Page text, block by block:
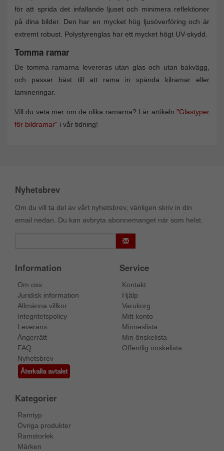
för att sprida det infallande ljuset och minimera reflektioner
på dina bilder. Den har en mycket hög ljusöverföring och är
extremt robust. Polystyrenglas har ett mycket högt UV-skydd.
Tomma ramar
De tomma ramarna levereras utan glas och utan bakvägg,
och passar bäst till att rama in spända kilramar eller
lamineringar.
Vill du veta mer om de olika ramarna? Lär artikeln "Glastyper
för bildramar" i vår tidning!
Nyhetsbrev
Om du vill ta del av vårt nyhetsbrev, vänligen skriv in din
email nedan. Du kan avbryta abonnemanget när som helst.
Information
Om oss
Juridisk information
Allmänna villkor
Integritetspolicy
Leverans
Ångerrätt
FAQ
Nyhetsbrev
Återkalla avtalet
Service
Kontakt
Hjälp
Varukorg
Mitt konto
Minneslista
Min önskelista
Offentlig önskelista
Kategorier
Ramtyp
Övriga produkter
Ramstorlek
Märken